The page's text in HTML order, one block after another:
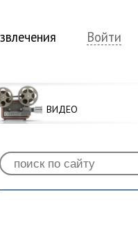
Войти
ВИДЕО